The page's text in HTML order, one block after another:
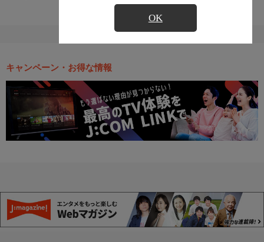
OK
キャンペーン・お得な情報